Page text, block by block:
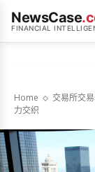
NewsCase
FINANCIAL
Home 交易所交
力交织